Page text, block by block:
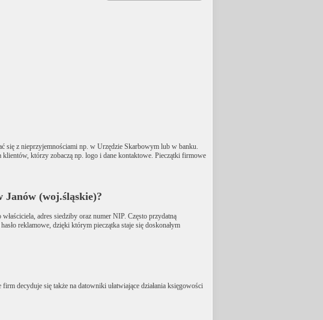
się z nieprzyjemnościami np. w Urzędzie Skarbowym lub w banku.
klientów, którzy zobaczą np. logo i dane kontaktowe. Pieczątki firmowe
Janów (woj.śląskie)?
adres siedziby oraz numer NIP. Często przydatną
reklamowe, dzięki którym pieczątka staje się doskonałym
decyduje się także na datowniki ułatwiające działania księgowości